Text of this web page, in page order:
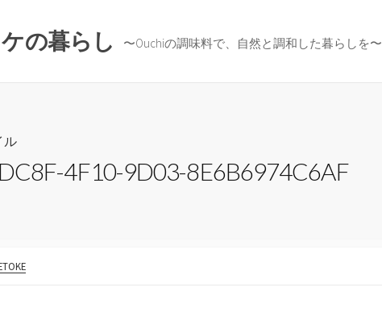
の暮らし 〜Ouchiの調味料で、自然と調和した暮らしを〜
ル
4F10-9D03-8E6B6974C6AF